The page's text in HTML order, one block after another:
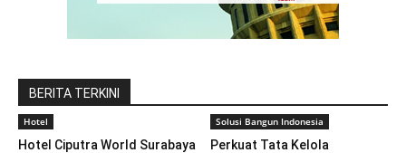
BERITA TERKINI
Hotel
Hotel Ciputra World Surabaya
Solusi Bangun Indonesia
Perkuat Tata Kelola